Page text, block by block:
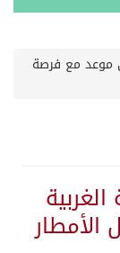
موعد مع فرصة